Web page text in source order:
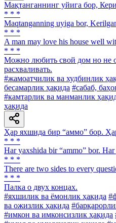
Мақтанганнинг уйига бор,
* * *
Maqtanganning uyiga bor,
* * *
A man may love his house well
* * *
Можно любить свой дом но не
расхваливать.
#жамоатчилик ва худбинлик
бесамарлик ҳақида #сабаб,
#камтарлик ва манманлик
ҳақида
Ҳар яхшида бир “аммо” бор.
* * *
Har yaxshida bir “ammo” bor.
* * *
There are two sides to every
* * *
Палка о двух концах.
#яхшилик ва ёмонлик ҳақида
ва ожизлик ҳақида
#имкон ва имконсизлик ҳақида